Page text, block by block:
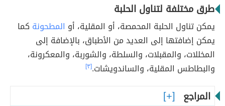
طرق مختلفة لتناول الحلبة
يمكن تناول الحلبة المحمصة، أو المقلية، أو المطحونة كما
يمكن إضافتها إلى العديد من الأطباق، بالإضافة إلى
المخللات، والمقبلات، والسلطة، والشوربة، والمعكرونة،
والبطاطس المقلية، والساندويشات.[٣]
المراجع